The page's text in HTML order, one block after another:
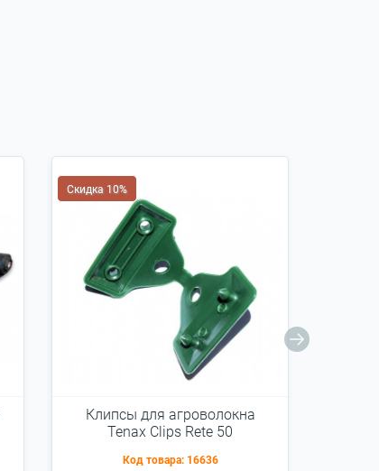
Скидка 10%
Клипсы для агроволокна
Tenax Clips Rete 50
Код товара: 16636